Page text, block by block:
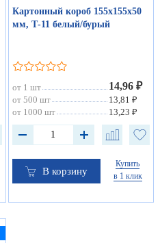
Картонный короб 155х155х50
мм, Т-11 белый/бурый
от 1 шт 14,96 ₽
от 500 шт
13,81 ₽
от 1000 шт
13,23 ₽
В корзину
Купить
в 1 клик